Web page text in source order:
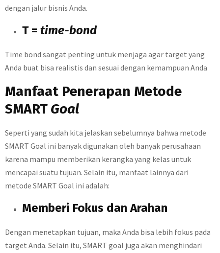
dengan jalur bisnis Anda.
T = time-bond
Time bond sangat penting untuk menjaga agar target yang
Anda buat bisa realistis dan sesuai dengan kemampuan Anda
Manfaat Penerapan Metode
SMART Goal
Seperti yang sudah kita jelaskan sebelumnya bahwa metode
SMART Goal ini banyak digunakan oleh banyak perusahaan
karena mampu memberikan kerangka yang kelas untuk
mencapai suatu tujuan. Selain itu, manfaat lainnya dari
metode SMART Goal ini adalah:
Memberi Fokus dan Arahan
Dengan menetapkan tujuan, maka Anda bisa lebih fokus pada
target Anda. Selain itu, SMART goal juga akan menghindari